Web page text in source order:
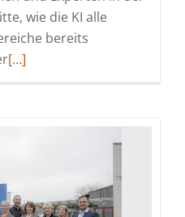
wie die KI alle
bereits
Read
Technikerausbildung:
Talentschmieden
[…]